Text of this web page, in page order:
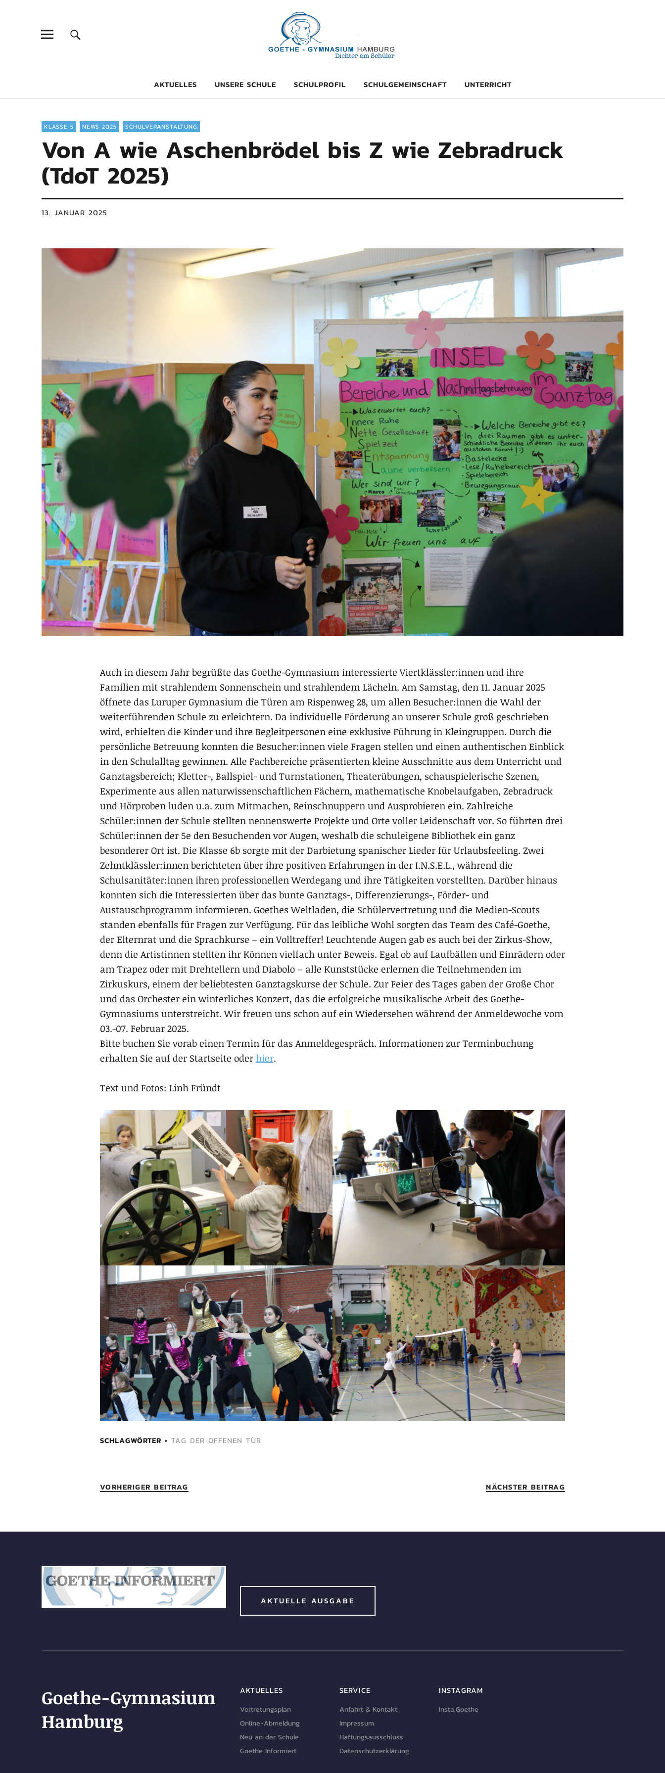
Goethe-Gymnasium Hamburg
AKTUELLES UNSERE SCHULE SCHULPROFIL SCHULGEMEINSCHAFT UNTERRICHT
KLASSE 5 NEWS 2025 SCHULVERANSTALTUNG
Von A wie Aschenbrödel bis Z wie Zebradruck
(TdoT 2025)
13. JANUAR 2025
Auch in diesem Jahr begrüßte das Goethe-Gymnasium interessierte Viertklässler:innen und ihre
Familien mit strahlendem Sonnenschein und strahlendem Lächeln. Am Samstag, den 11. Januar 2025
öffnete das Luruper Gymnasium die Türen am Rispenweg 28, um allen Besucher:innen die Wahl der
weiterführenden Schule zu erleichtern. Da individuelle Förderung an unserer Schule groß geschrieben
wird, erhielten die Kinder und ihre Begleitpersonen eine exklusive Führung in Kleingruppen. Durch die
persönliche Betreuung konnten die Besucher:innen viele Fragen stellen und einen authentischen Einblick
in den Schulalltag gewinnen. Alle Fachbereiche präsentierten kleine Ausschnitte aus dem Unterricht und
Ganztagsbereich; Kletter-, Ballspiel- und Turnstationen, Theaterübungen, schauspielerische Szenen,
Experimente aus allen naturwissenschaftlichen Fächern, mathematische Knobelaufgaben, Zebradruck
und Hörproben luden u.a. zum Mitmachen, Reinschnuppern und Ausprobieren ein. Zahlreiche
Schüler:innen der Schule stellten nennenswerte Projekte und Orte voller Leidenschaft vor. So führten drei
Schüler:innen der 5e den Besuchenden vor Augen, weshalb die schuleigene Bibliothek ein ganz
besonderer Ort ist. Die Klasse 6b sorgte mit der Darbietung spanischer Lieder für Urlaubsfeeling. Zwei
Zehntklässler:innen berichteten über ihre positiven Erfahrungen in der I.N.S.E.L., während die
Schulsanitäter:innen ihren professionellen Werdegang und ihre Tätigkeiten vorstellten. Darüber hinaus
konnten sich die Interessierten über das bunte Ganztags-, Differenzierungs-, Förder- und
Austauschprogramm informieren. Goethes Weltladen, die Schülervertretung und die Medien-Scouts
standen ebenfalls für Fragen zur Verfügung. Für das leibliche Wohl sorgten das Team des Café-Goethe,
der Elternrat und die Sprachkurse – ein Volltreffer! Leuchtende Augen gab es auch bei der Zirkus-Show,
denn die Artistinnen stellten ihr Können vielfach unter Beweis. Egal ob auf Laufbällen und Einrädern oder
am Trapez oder mit Drehtellern und Diabolo – alle Kunststücke erlernen die Teilnehmenden im
Zirkuskurs, einem der beliebtesten Ganztagskurse der Schule. Zur Feier des Tages gaben der Große Chor
und das Orchester ein winterliches Konzert, das die erfolgreiche musikalische Arbeit des Goethe-
Gymnasiums unterstreicht. Wir freuen uns schon auf ein Wiedersehen während der Anmeldewoche vom
03.-07. Februar 2025.
Bitte buchen Sie vorab einen Termin für das Anmeldegespräch. Informationen zur Terminbuchung
erhalten Sie auf der Startseite oder hier.
Text und Fotos: Linh Fründt
SCHLAGWÖRTER TAG DER OFFENEN TÜR
VORHERIGER BEITRAG NÄCHSTER BEITRAG
AKTUELLE AUSGABE
Goethe-Gymnasium
Hamburg
AKTUELLES
Vertretungsplan
Online-Abmeldung
Neu an der Schule
Goethe Informiert
SERVICE
Anfahrt & Kontakt
Impressum
Haftungsausschluss
Datenschutzerklärung
INSTAGRAM
Insta.Goethe